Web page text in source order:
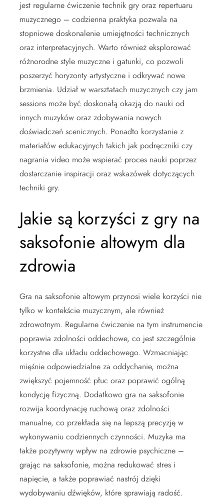
jest regularne ćwiczenie technik gry oraz repertuaru
muzycznego – codzienna praktyka pozwala na
stopniowe doskonalenie umiejętności technicznych
oraz interpretacyjnych. Warto również eksplorować
różnorodne style muzyczne i gatunki, co pozwoli
poszerzyć horyzonty artystyczne i odkrywać nowe
brzmienia. Udział w warsztatach muzycznych czy jam
sessions może być doskonałą okazją do nauki od
innych muzyków oraz zdobywania nowych
doświadczeń scenicznych. Ponadto korzystanie z
materiałów edukacyjnych takich jak podręczniki czy
nagrania video może wspierać proces nauki poprzez
dostarczanie inspiracji oraz wskazówek dotyczących
techniki gry.
Jakie są korzyści z gry na
saksofonie altowym dla
zdrowia
Gra na saksofonie altowym przynosi wiele korzyści nie
tylko w kontekście muzycznym, ale również
zdrowotnym. Regularne ćwiczenie na tym instrumencie
poprawia zdolności oddechowe, co jest szczególnie
korzystne dla układu oddechowego. Wzmacniając
mięśnie odpowiedzialne za oddychanie, można
zwiększyć pojemność płuc oraz poprawić ogólną
kondycję fizyczną. Dodatkowo gra na saksofonie
rozwija koordynację ruchową oraz zdolności
manualne, co przekłada się na lepszą precyzję w
wykonywaniu codziennych czynności. Muzyka ma
także pozytywny wpływ na zdrowie psychiczne –
grając na saksofonie, można redukować stres i
napięcie, a także poprawiać nastrój dzięki
wydobywaniu dźwięków, które sprawiają radość.